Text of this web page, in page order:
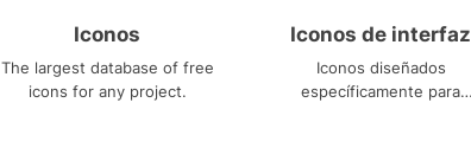
Iconos
The largest database of free
icons for any project.
Iconos de interfaz
Iconos diseñados
específicamente para